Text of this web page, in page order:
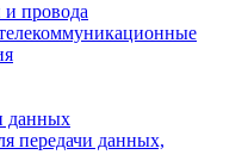
и провода
данных
передачи данных,